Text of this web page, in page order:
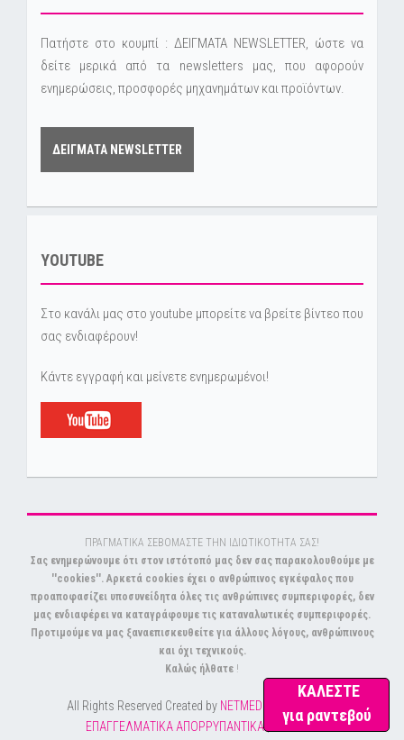
Πατήστε στο κουμπί : ΔΕΙΓΜΑΤΑ NEWSLETTER, ώστε να
δείτε μερικά από τα newsletters μας, που αφορούν
ενημερώσεις, προσφορές μηχανημάτων και προϊόντων.
ΔΕΙΓΜΑΤΑ NEWSLETTER
YOUTUBE
Στο κανάλι μας στο youtube μπορείτε να βρείτε βίντεο που
σας ενδιαφέρουν!
Κάντε εγγραφή και μείνετε ενημερωμένοι!
ΠΡΑΓΜΑΤΙΚΑ ΣΕΒΟΜΑΣΤΕ ΤΗΝ ΙΔΙΩΤΙΚΟΤΗΤΑ ΣΑΣ!
Σας ενημερώνουμε ότι στον ιστότοπό μας δεν σας παρακολουθούμε με
''cookies''. Αρκετά cookies έχει ο ανθρώπινος εγκέφαλος που
προαποφασίζει υποσυνείδητα όλες τις ανθρώπινες συμπεριφορές, δεν
μας ενδιαφέρει να καταγράφουμε τις καταναλωτικές συμπεριφορές.
Προτιμούμε να μας ξαναεπισκευθείτε για άλλους λόγους, ανθρώπινους
και όχι τεχνικούς.
Καλώς ήλθατε !
All Rights Reserved Created by NETMEDIA
ΕΠΑΓΓΕΛΜΑΤΙΚΑ ΑΠΟΡΡΥΠΑΝΤΙΚΑ| SITEMAP
ΚΑΛΕΣΤΕ
για ραντεβού